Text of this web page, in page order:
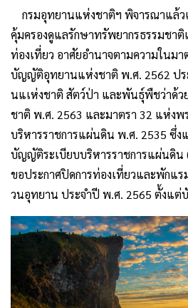
กรมอุทยานแห่งชาติฯ พิจารณาแล้ว
คุ้มครองดูแลรักษาทรัพยากรธรรมชา
ท่องเที่ยว อาศัยอำนาจตามความในม
บัญญัติอุทยานแห่งชาติ พ.ศ. 2562 ปร
นแเห่งชาติ สัตว์ป่า และพันธุ์พืช​ว่าด้ว
ชาติ พ.ศ. 2563 และมาตรา 32 แห่ง
บริหารราชการแผ่นดิน พ.ศ. 2535 ซึ่ง
บัญญัติระเบียบบริหารราชการแผ่นดิน
ขอประกาศปิดการท่องเที่ยวและพักแ
วนอุทยาน ประจำปี พ.ศ. 2565​ ตั้งแต่​